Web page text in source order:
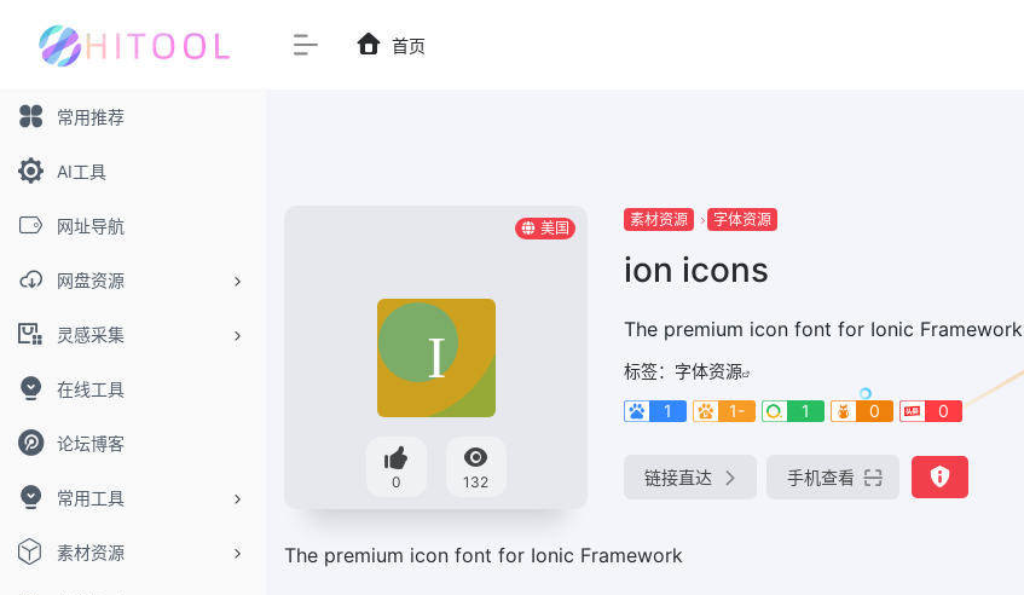
常用推荐
AI工具
网址导航
网盘资源
灵感采集
在线工具
论坛博客
常用工具
素材资源
首页
美国
0 132
素材资源 字体资源
ion icons
The premium icon font for Ionic Framework
标签： 字体资源
1
1- 1 0 0
链接直达 手机查看
The premium icon font for Ionic Framework